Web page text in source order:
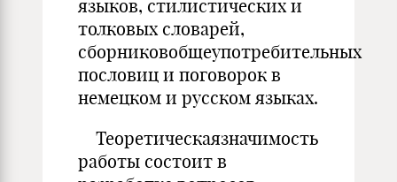
языков, стилистических и
толковых словарей,
сборниковобщеупотребительных
пословиц и поговорок в
немецком и русском языках.
Теоретическаязначимость
работы состоит в